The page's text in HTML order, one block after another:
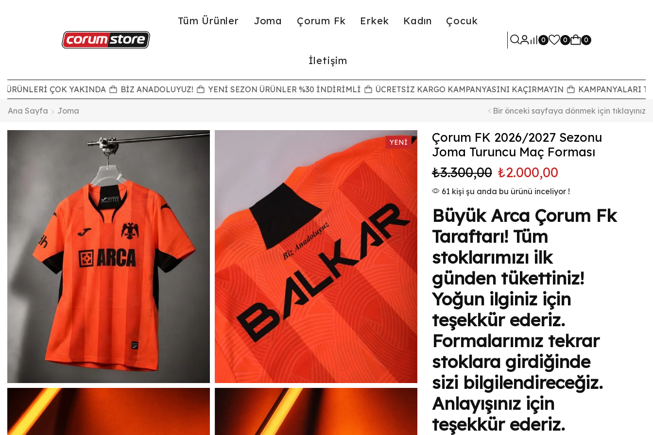
Tüm Ürünler Joma Çorum Fk Erkek Kadın Çocuk
İletişim
0 0 0
ÇOK YAKINDA BİZ ANADOLUYUZ! YENİ SEZON ÜRÜNLER %30 İNDİRİMLİ ÜCRETSİZ KARGO KAMPANYASINI KAÇIRMAYIN KAMPANYALARI
Ana Sayfa Joma Bir önceki sayfaya dönmek için tıklayınız
YENI
Çorum FK 2026/2027 Sezonu
Joma Turuncu Maç Forması
₺3.300,00 ₺2.000,00
61 kişi şu anda bu ürünü inceliyor !
Büyük Arca Çorum Fk
Taraftarı! Tüm
stoklarımızı ilk
günden tükettiniz!
Yoğun ilginiz için
teşekkür ederiz.
Formalarımız tekrar
stoklara girdiğinde
sizi bilgilendireceğiz.
Anlayışınız için
teşekkür ederiz.